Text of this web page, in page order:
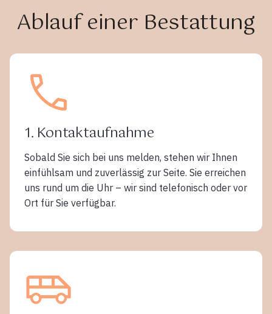
Ablauf einer Bestattung
1. Kontaktaufnahme
Sobald Sie sich bei uns melden, stehen wir Ihnen
einfühlsam und zuverlässig zur Seite. Sie erreichen
uns rund um die Uhr – wir sind telefonisch oder vor
Ort für Sie verfügbar.